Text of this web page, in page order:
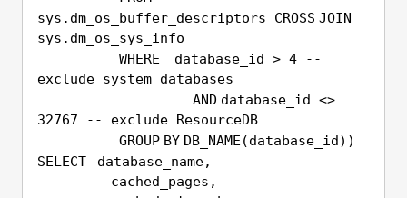
sys.dm_os_buffer_descriptors CROSS JOIN
sys.dm_os_sys_info
WHERE
database_id > 4
--
exclude system databases
AND database_id <>
32767
-- exclude ResourceDB
GROUP BY DB_NAME(database_id))
SELECT
database_name,
cached_pages,